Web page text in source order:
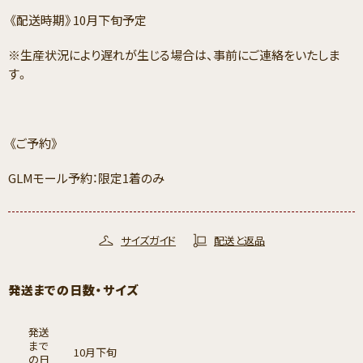
《配送時期》10月下旬予定
※生産状況により遅れが生じる場合は、事前にご連絡をいたしま
す。
《ご予約》
GLMモール予約：限定1着のみ
サイズガイド 配送と返品
発送までの日数・サイズ
発送
まで
の日
10月下旬